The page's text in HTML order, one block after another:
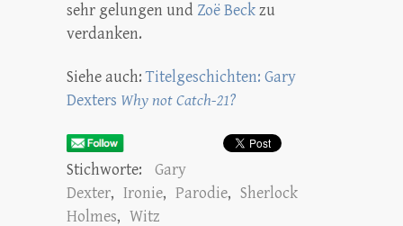
sehr gelungen und Zoë Beckzu
verdanken.
Siehe auch:Titelgeschichten: Gary
Dexters Why not Catch-21?
Stichworte:
Gary
Dexter, Ironie, Parodie, Sherlock
Holmes, Witz